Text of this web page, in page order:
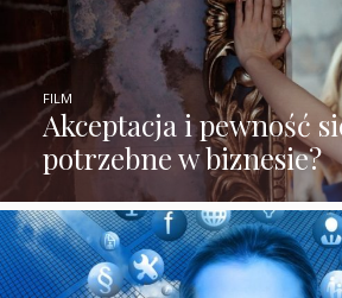
Akceptacja i pewność
potrzebne w biznesie?
FILM